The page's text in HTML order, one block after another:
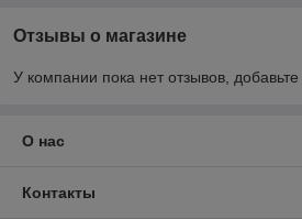
Отзывы о магазине
У компании пока нет отзывов,
О нас
Контакты